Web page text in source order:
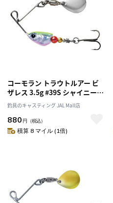
コーモラン トラウトルアー ビ
ザレス 3.5g #39S シャイニーチ
ャート
釣具のキャスティング JAL Mall店
880 円 （税込）
積算 8 マイル (1倍)